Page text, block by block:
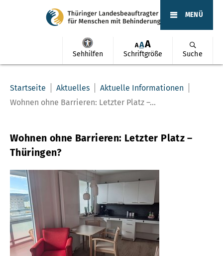
Sehhilfen
AAA
Schriftgröße Suche
MENÜ
Startseite Aktuelles
Aktuelle Informationen
Wohnen ohne Barrieren: Letzter Platz –...
Wohnen ohne Barrieren: Letzter Platz –
Thüringen?